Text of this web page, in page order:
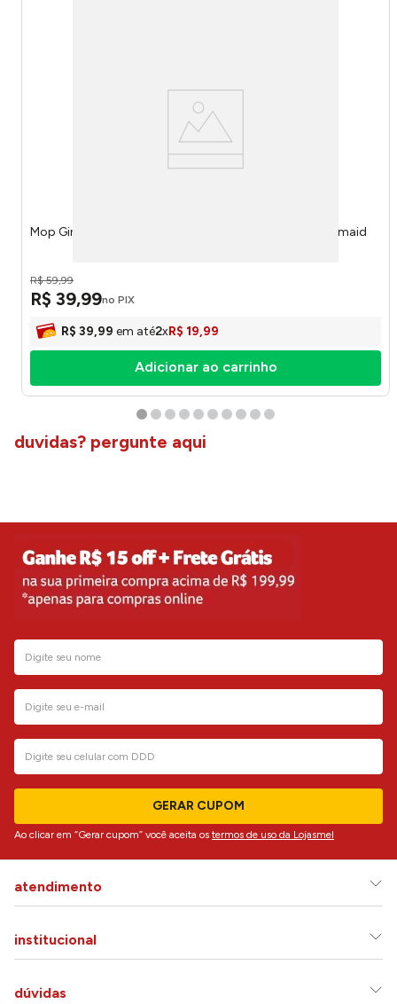
Mop Giratório 8l Com Esfregão126026801011 - Powermaid
R$ 59,99
R$ 39,99no PIX
R$ 39,99 em até2xR$ 19,99
Adicionar ao carrinho
duvidas? pergunte aqui
GERAR CUPOM
Ao clicar em “Gerar cupom” você aceita os termos de uso da Lojasmel
atendimento
institucional
dúvidas